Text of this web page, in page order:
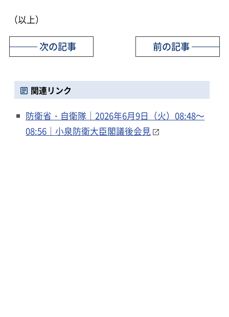
（以上）
前の記事
次の記事
関連リンク
防衛省・自衛隊｜2026年6月9日（火）08:48～
08:56｜小泉防衛大臣閣議後会見